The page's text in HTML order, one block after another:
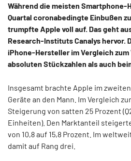
Während die meisten Smartphone-
Quartal coronabedingte Einbußen
trumpfte Apple voll auf. Das geht
Research-Instituts Canalys hervor.
iPhone-Hersteller im Vergleich zum
absoluten Stückzahlen als auch
Insgesamt brachte Apple im
Geräte an den Mann. Im Vergleich
Steigerung von satten 25 Prozent
Einheiten). Den Marktanteil
von 10,8 auf 15,8 Prozent. Im
damit auf Rang drei.